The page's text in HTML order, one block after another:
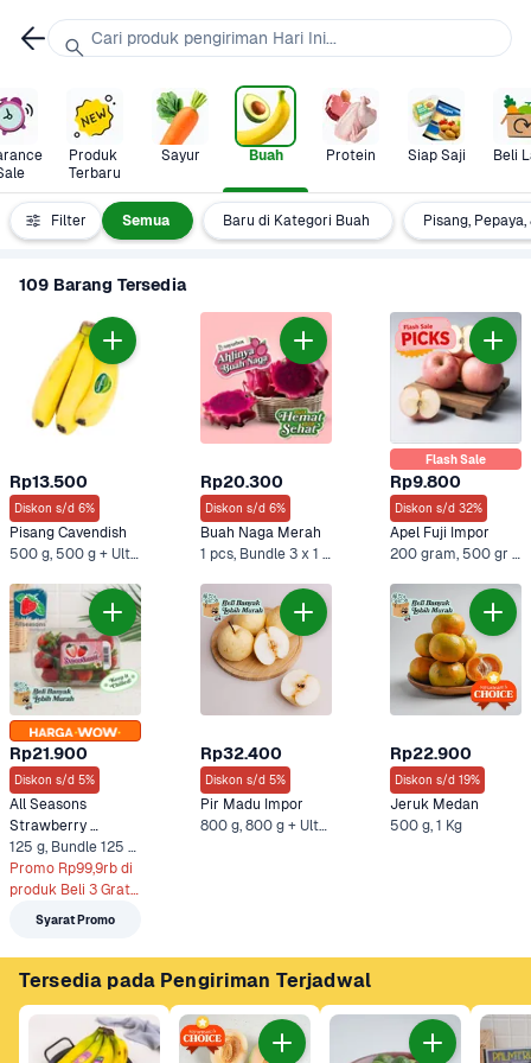
Produk
Terbaru
Sayur Buah Protein Siap Saji Beli
Filter Semua Baru di Kategori Buah Pisang,
109 Barang Tersedia
Rp13.500
Diskon s/d 6%
Pisang Cavendish
500 g, 500 g + Ultra Minuman Sari Kacang Hijau 250 ml +4 Lainnya
Rp20.300
Diskon s/d 6%
Buah Naga Merah
1 pcs, Bundle 3 x 1 pcs +1 Lainnya
Flash Sale
Rp9.800
Diskon s/d 32%
Apel Fuji Impor
200 gram, 500 gr +6 Lainnya
Rp21.900
Diskon s/d 5%
All Seasons
Strawberry
Sweethearts
Hidroponik
125 g, Bundle 125 g + Ultra Full Cream 750 ml +3 Lainnya
Promo Rp99,9rb di
produk Beli 3 Gratis
2 (125g)**
Syarat Promo
Rp32.400
Diskon s/d 5%
Pir Madu Impor
800 g, 800 g + Ultra Milk UHT Cokelat 750 ml +1 Lainnya
Rp22.900
Diskon s/d 19%
Jeruk Medan
500 g, 1 Kg
Tersedia pada Pengiriman Terjadwal
Cari produk pengiriman Hari Ini...